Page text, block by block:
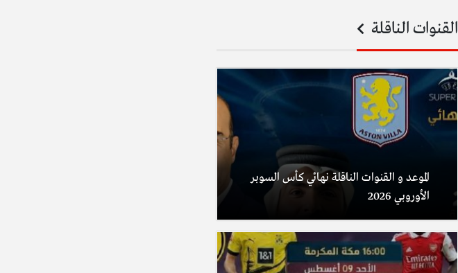
القنوات الناقلة
الموعد و القنوات الناقلة نهائي كأس السوبر
الأوروبي 2026